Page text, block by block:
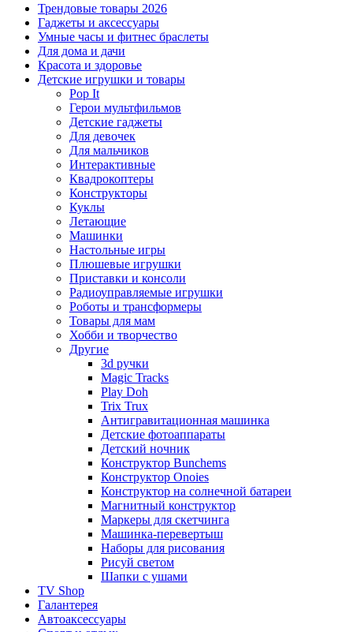
Трендовые товары 2026
Гаджеты и аксессуары
Умные часы и фитнес браслеты
Для дома и дачи
Красота и здоровье
Детские игрушки и товары
Pop It
Герои мультфильмов
Детские гаджеты
Для девочек
Для мальчиков
Интерактивные
Квадрокоптеры
Конструкторы
Куклы
Летающие
Машинки
Настольные игры
Плюшевые игрушки
Приставки и консоли
Радиоуправляемые игрушки
Роботы и трансформеры
Товары для мам
Хобби и творчество
Другие
3d ручки
Magic Tracks
Play Doh
Trix Trux
Антигравитационная машинка
Детские фотоаппараты
Детский ночник
Конструктор Bunchems
Конструктор Onoies
Конструктор на солнечной батареи
Магнитный конструктор
Маркеры для скетчинга
Машинка-перевертыш
Наборы для рисования
Рисуй светом
Шапки с ушами
TV Shop
Галантерея
Автоаксессуары